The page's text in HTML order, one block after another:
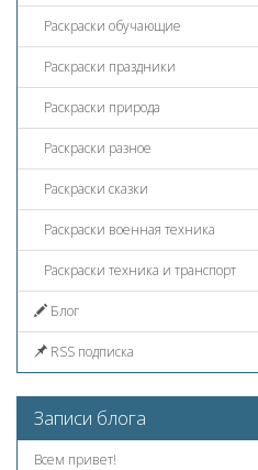
Раскраски обучающие
Раскраски праздники
Раскраски природа
Раскраски разное
Раскраски сказки
Раскраски военная техника
Раскраски техника и транспорт
Блог
RSS подписка
Записи блога
Всем привет!